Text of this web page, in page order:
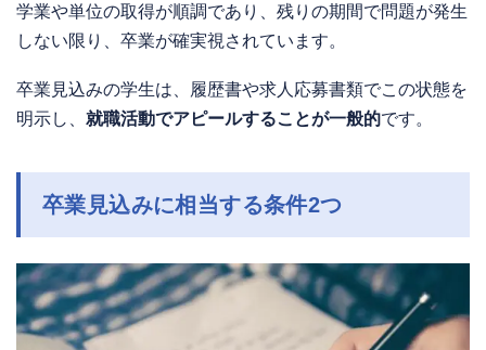
学業や単位の取得が順調であり、残りの期間で問題が発生
しない限り、卒業が確実視されています。
卒業見込みの学生は、履歴書や求人応募書類でこの状態を
明示し、 就職活動でアピールすることが一般的です。
卒業見込みに相当する条件2つ